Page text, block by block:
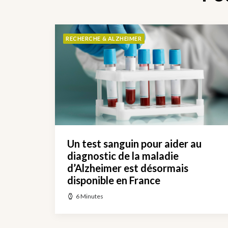
RECHERCHE & ALZHEIMER
Un test sanguin pour aider au
diagnostic de la maladie
d’Alzheimer est désormais
disponible en France
6 Minutes